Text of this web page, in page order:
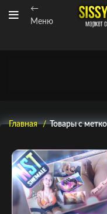
←
Меню
Главная Товары с